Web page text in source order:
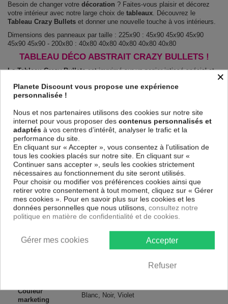
Besoin de changer votre décoration ? Faites-vous plaisir et décorez
votre intérieur avec notre large choix de tableaux. Découvrez le
Tableau Crazy Bullets et donner une nouvelle touche à vos intérieurs.
Dimensions des panneaux par taille : 225x90 : 45x90 45x90 45x90
45x90 45x90 - 200x80 : 40x80 40x80 40x80 40x80 40x80
TABLEAU DÉCO ABSTRAIT CRAZY BULLETS !
Le Tableau Crazy Bulletsest imprimé sur un papier intissé spécial et
parfaitement reproduits. Grâce à une impression sur tous les cotés et
une toile tendue sur un châssis fait de matériaux respectueux de
sans avoir à l'encadrer.
Le Tableau Abstrait Crazy Bulletsest résistant aux rayons UV,
inodore et 100 % sûr, parfait même pour la chambre à coucher et la
chambre des enfants.
Notre large choix de tableaux tendances et modernes constituent un
moyen simple et pas cher de donner une nouvelle touche à vos
intérieurs, il y en a pour tous les goût.
Descriptif technique
Collection Artgeist
225x90 cm, 200x80 cm
Couleur
marketing
Blanc, Noir, Violet
×
Planete Discount vous propose une expérience
personnalisée !
Nous et nos partenaires utilisons des cookies sur notre site
internet pour vous proposer des contenus personnalisés et
adaptés à vos centres d’intérêt, analyser le trafic et la
performance du site.
En cliquant sur « Accepter », vous consentez à l'utilisation de
tous les cookies placés sur notre site. En cliquant sur «
Continuer sans accepter », seuls les cookies strictement
nécessaires au fonctionnement du site seront utilisés.
Pour choisir ou modifier vos préférences cookies ainsi que
retirer votre consentement à tout moment, cliquez sur « Gérer
mes cookies ». Pour en savoir plus sur les cookies et les
données personnelles que nous utilisons, consultez notre
politique en matière de confidentialité et de cookies.
Accepter
Refuser
Gérer mes cookies